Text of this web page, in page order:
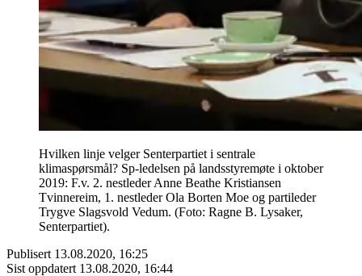
Hvilken linje velger Senterpartiet i sentrale
klimaspørsmål? Sp-ledelsen på landsstyremøte i oktober
2019: F.v. 2. nestleder Anne Beathe Kristiansen
Tvinnereim, 1. nestleder Ola Borten Moe og partileder
Trygve Slagsvold Vedum. (Foto: Ragne B. Lysaker,
Senterpartiet).
Publisert 13.08.2020, 16:25
Sist oppdatert 13.08.2020, 16:44